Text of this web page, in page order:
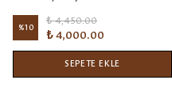
%10
₺ 4,450.00
₺ 4,000.00
SEPETE EKLE